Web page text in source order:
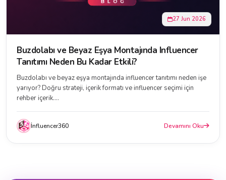
27 Jun 2026
Buzdolabı ve Beyaz Eşya Montajında Influencer
Tanıtımı Neden Bu Kadar Etkili?
Buzdolabı ve beyaz eşya montajında influencer tanıtımı neden işe
yarıyor? Doğru strateji, içerik formatı ve influencer seçimi için
rehber içerik....
İnfluencer360 Devamını Oku